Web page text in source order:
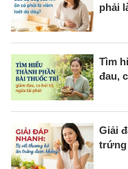
phải
Tìm
đau,
Giải
trứng